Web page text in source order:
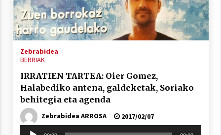
Zebrabidea
BERRIAK
IRRATIEN TARTEA: Oier Gomez,
Halabediko antena, galdeketak, Soriako
behitegia eta agenda
Zebrabidea ARROSA
2017/02/07
Soinu